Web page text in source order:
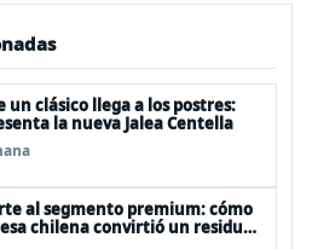
un clásico llega a los postres:
la nueva Jalea Centella
al segmento premium: cómo
chilena convirtió un residuo